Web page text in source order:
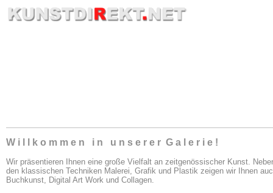
W i l l k o m m e n i n u n s e r e r G a l e r i e !
Wir präsentieren Ihnen eine große Vielfalt an zeitgenössischer Kunst.
den klassischen Techniken Malerei, Grafik und Plastik zeigen wir Ihnen
Buchkunst, Digital Art Work und Collagen.